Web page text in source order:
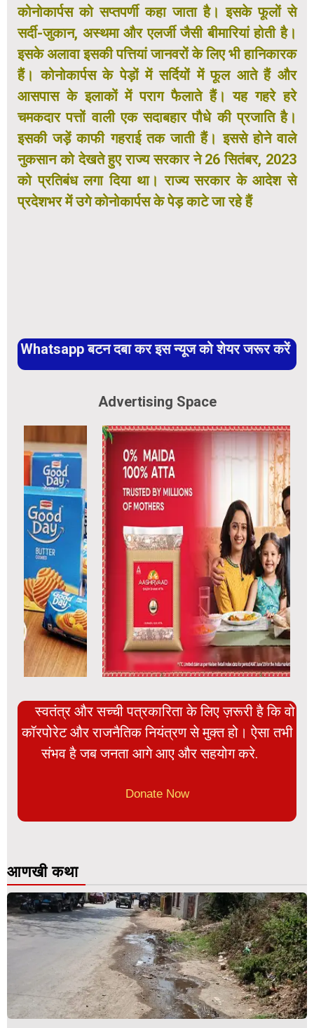
कोनोकार्पस को सप्तपर्णी कहा जाता है। इसके फूलों से
सर्दी-जुकान, अस्थमा और एलर्जी जैसी बीमारियां होती है।
इसके अलावा इसकी पत्तियां जानवरों के लिए भी हानिकारक
हैं। कोनोकार्पस के पेड़ों में सर्दियों में फूल आते हैं और
आसपास के इलाकों में पराग फैलाते हैं। यह गहरे हरे
चमकदार पत्तों वाली एक सदाबहार पौधे की प्रजाति है।
इसकी जड़ें काफी गहराई तक जाती हैं। इससे होने वाले
नुकसान को देखते हुए राज्य सरकार ने 26 सितंबर, 2023
को प्रतिबंध लगा दिया था। राज्य सरकार के आदेश से
प्रदेशभर में उगे कोनोकार्पस के पेड़ काटे जा रहे हैं
Whatsapp बटन दबा कर इस न्यूज को शेयर जरूर करें
Advertising Space
स्वतंत्र और सच्ची पत्रकारिता के लिए ज़रूरी है कि वो
कॉरपोरेट और राजनैतिक नियंत्रण से मुक्त हो। ऐसा तभी
संभव है जब जनता आगे आए और सहयोग करे.
Donate Now
आणखी कथा